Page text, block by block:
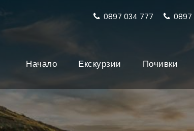
0897 034 777 0897
Начало Екскурзии Почивки